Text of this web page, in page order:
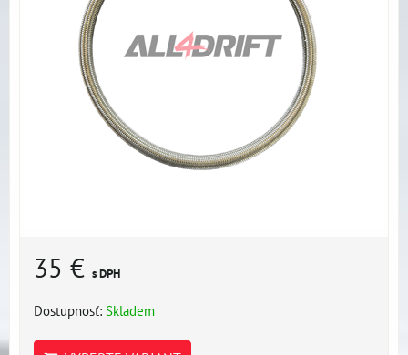
35 € s DPH
Dostupnosť: Skladem